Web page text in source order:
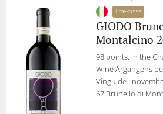
Trækasse
GIODO
Montalcino
98 points. In the
Wine Årgangens
Vinguide i
67 Brunello di